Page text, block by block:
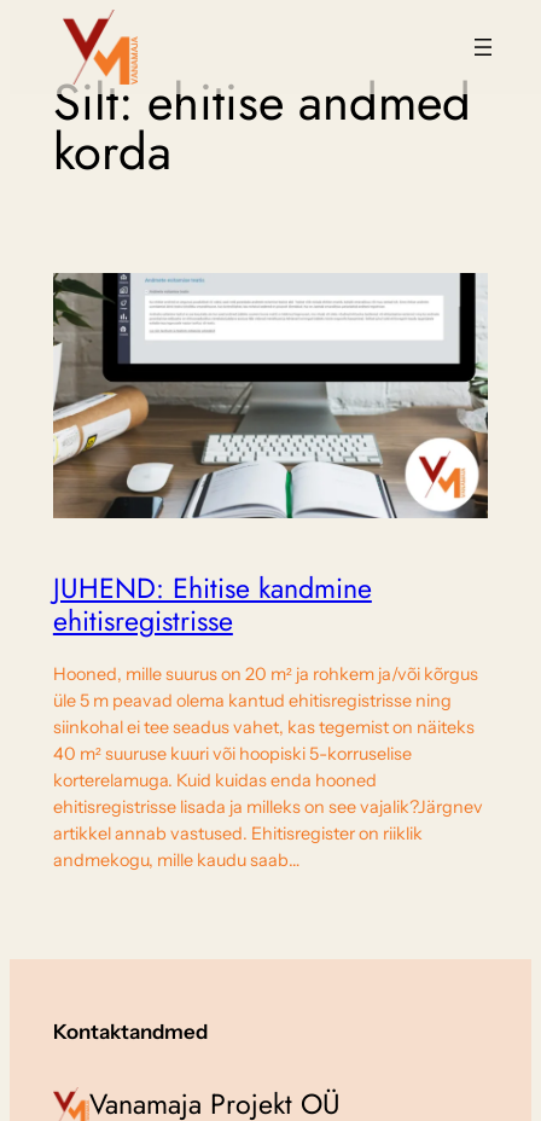
juurdeSilt:ehitise andmed
korda
JUHEND: Ehitise kandmine
ehitisregistrisse
Hooned, mille suurus on 20 m² ja rohkem ja/või kõrgus
üle 5 m peavad olema kantud ehitisregistrisse ning
siinkohal ei tee seadus vahet, kas tegemist on näiteks
40 m² suuruse kuuri või hoopiski 5-korruselise
korterelamuga. Kuid kuidas enda hooned
ehitisregistrisse lisada ja milleks on see vajalik?Järgnev
artikkel annab vastused. Ehitisregister on riiklik
andmekogu, mille kaudu saab…
Kontaktandmed
Vanamaja Projekt OÜ